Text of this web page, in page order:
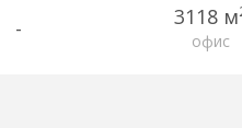
- 3118 м
офис